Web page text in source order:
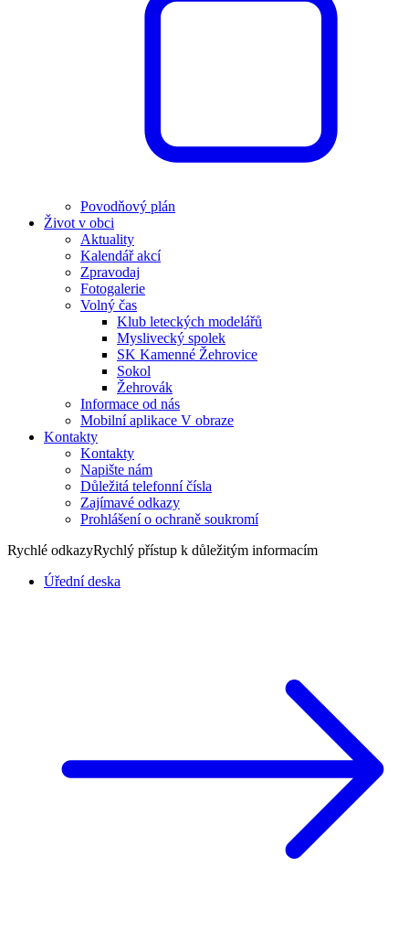
Povodňový plán
Život v obci
Aktuality
Kalendář akcí
Zpravodaj
Fotogalerie
Volný čas
Klub leteckých modelářů
Myslivecký spolek
SK Kamenné Žehrovice
Sokol
Žehrovák
Informace od nás
Mobilní aplikace V obraze
Kontakty
Kontakty
Napište nám
Důležitá telefonní čísla
Zajímavé odkazy
Prohlášení o ochraně soukromí
Rychlé odkazyRychlý přístup k důležitým informacím
Úřední deska